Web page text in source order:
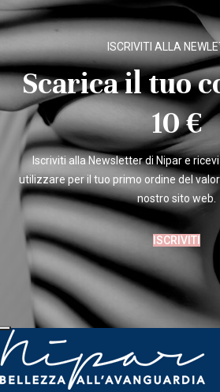
ISCRIVITI ALLA
Scarica il tuo
10 €
Iscriviti alla Newsletter di Nipar e
utilizzare per il tuo primo ordine del
nostro sito web.
ISCRIVITI